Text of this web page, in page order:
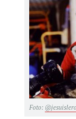
Foto: